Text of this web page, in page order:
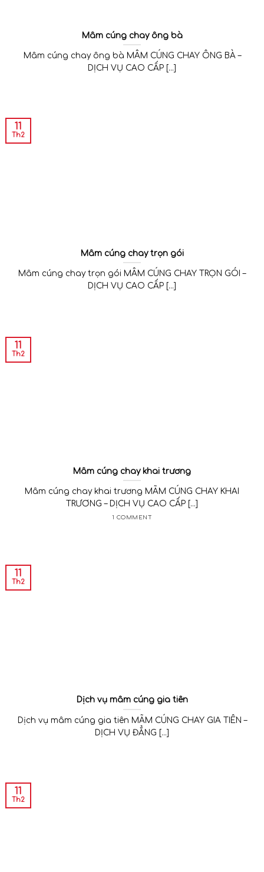
Mâm cúng chay ông bà
Mâm cúng chay ông bà MÂM CÚNG CHAY ÔNG BÀ –
DỊCH VỤ CAO CẤP [...]
Mâm cúng chay trọn gói
Mâm cúng chay trọn gói MÂM CÚNG CHAY TRỌN GÓI –
DỊCH VỤ CAO CẤP [...]
11
Th2
Mâm cúng chay khai trương
Mâm cúng chay khai trương MÃM CÚNG CHAY KHAI
TRƯƠNG – DỊCH VỤ CAO CẤP [...]
1 COMMENT
11
Th2
Dịch vụ mâm cúng gia tiên
Dịch vụ mâm cúng gia tiên MÃM CÚNG CHAY GIA TIÊN –
DỊCH VỤ ĐẲNG [...]
11
Th2
11
Th2